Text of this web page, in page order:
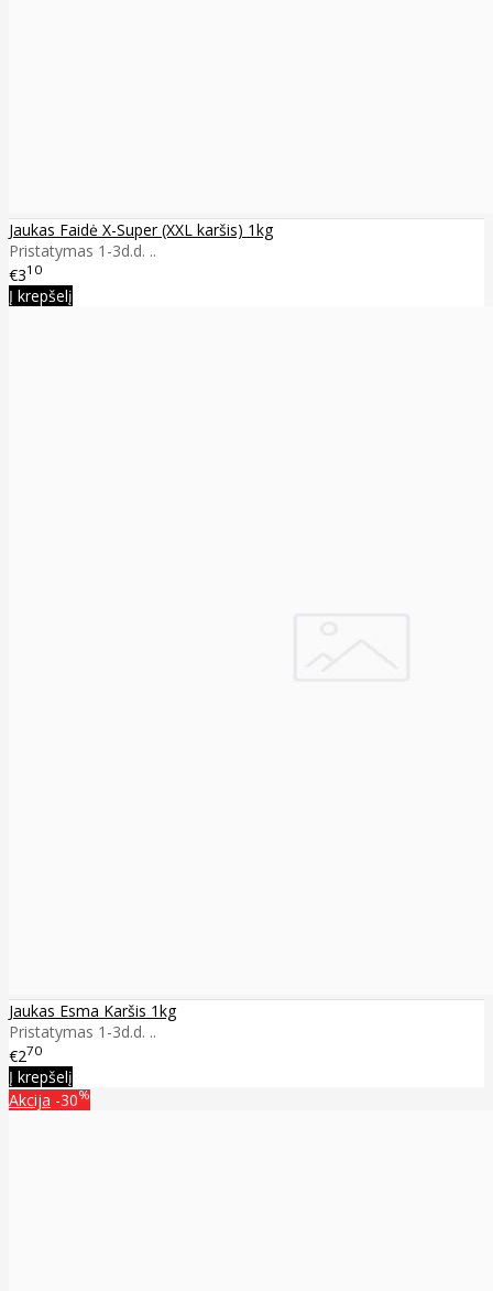
Jaukas Faidė X-Super (XXL karšis) 1kg
Pristatymas 1-3d.d. ..
€310
Į krepšelį
Jaukas Esma Karšis 1kg
Pristatymas 1-3d.d. ..
€270
Į krepšelį
Akcija -30%